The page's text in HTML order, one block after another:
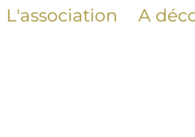
L'association A